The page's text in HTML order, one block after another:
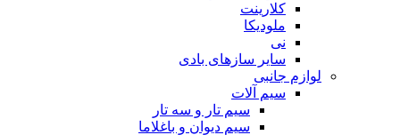
کلارینت
ملودیکا
نی
سایر سازهای بادی
لوازم جانبی
سیم آلات
سیم تار و سه تار
سیم دیوان و باغلاما